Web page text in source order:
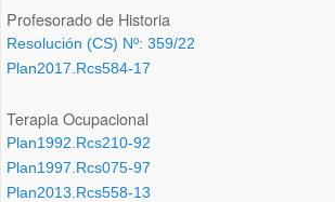
Profesorado de Historia
Resolución (CS) Nº: 359/22
Plan2017.Rcs584-17
Terapia Ocupacional
Plan1992.Rcs210-92
Plan1997.Rcs075-97
Plan2013.Rcs558-13